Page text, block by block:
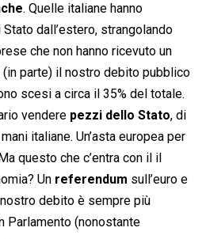
. Quelle italiane hanno
dall’estero, strangolando
che non hanno ricevuto un
parte) il nostro debito pubblico
scesi a circa il 35% del totale.
vendere pezzi dello Stato, di
italiane. Un’asta europea per
questo che c’entra con il il
Un referendum sull’euro e
debito è sempre più
Parlamento (nonostante